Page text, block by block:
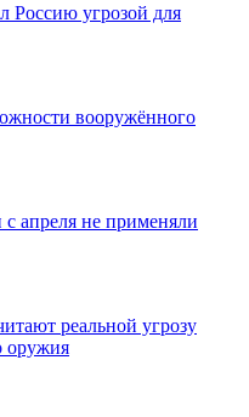
Россию угрозой для
вооружённого
апреля не применяли
реальной угрозу
оружия